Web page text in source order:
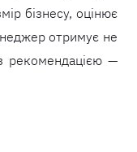
бізнесу, оцінює
отримує не
рекомендацією —